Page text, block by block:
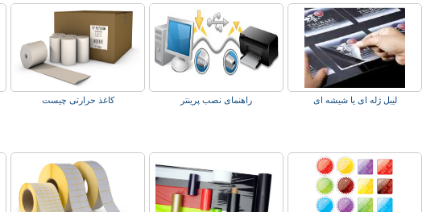
لیبل ژله ای یا شیشه ای راهنمای نصب پرینتر کاغذ حرارتی چیست